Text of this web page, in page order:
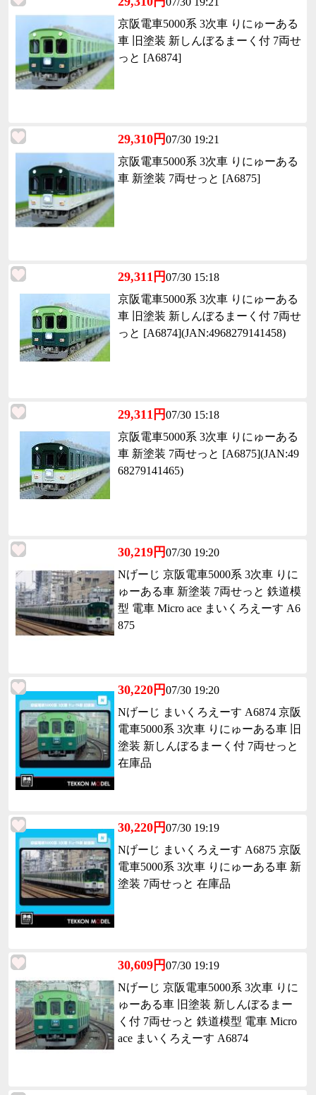
京阪電車5000系 3次車 りにゅーある
車 旧塗装 新しんぼるまーく付 7両せ
っと [A6874]
29,310円07/30 19:21
京阪電車5000系 3次車 りにゅーある
車 新塗装 7両せっと [A6875]
29,311円07/30 15:18
京阪電車5000系 3次車 りにゅーある
車 旧塗装 新しんぼるまーく付 7両せ
っと [A6874](JAN:4968279141458)
29,311円07/30 15:18
京阪電車5000系 3次車 りにゅーある
車 新塗装 7両せっと [A6875](JAN:49
68279141465)
30,219円07/30 19:20
Nげーじ 京阪電車5000系 3次車 りに
ゅーある車 新塗装 7両せっと 鉄道模
型 電車 Micro ace まいくろえーす A6
875
30,220円07/30 19:20
Nげーじ まいくろえーす A6874 京阪
電車5000系 3次車 りにゅーある車 旧
塗装 新しんぼるまーく付 7両せっと
在庫品
30,220円07/30 19:19
Nげーじ まいくろえーす A6875 京阪
電車5000系 3次車 りにゅーある車 新
塗装 7両せっと 在庫品
30,609円07/30 19:19
Nげーじ 京阪電車5000系 3次車 りに
ゅーある車 旧塗装 新しんぼるまー
く付 7両せっと 鉄道模型 電車 Micro
ace まいくろえーす A6874